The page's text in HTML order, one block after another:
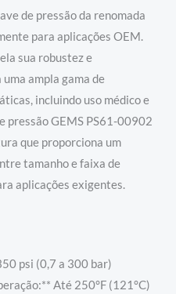
de pressão da renomada
para aplicações OEM.
sua robustez e
ampla gama de
incluindo uso médico e
pressão GEMS PS61-00902
que proporciona um
tamanho e faixa de
aplicações exigentes.
psi (0,7 a 300 bar)
Até 250°F (121°C)